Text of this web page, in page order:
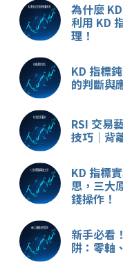
為什麼
利用 KD
理！
KD 指標
的判斷與
RSI 交易
技巧｜背
KD 指標
思，三大
錢操作！
新手必看
阱：零軸